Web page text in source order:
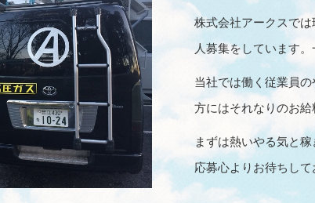
株式会社アークスで
人募集をしています
当社では働く従業員
方にはそれなりのお
まずは熱いやる気と
応募心よりお待ちして